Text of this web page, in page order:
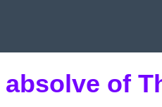
absolve of